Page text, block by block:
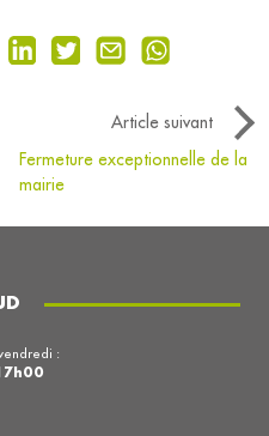
Article suivant
Fermeture exceptionnelle de la
mairie
: